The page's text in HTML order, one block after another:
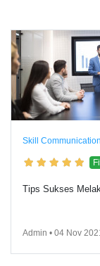
Skill Communication
Tips Sukses
Admin • 04 Nov